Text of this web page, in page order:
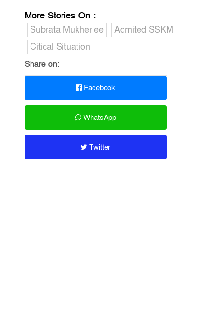
More Stories On :
Subrata Mukherjee
Admited SSKM
Citical Situation
Share on:
Facebook
WhatsApp
Twitter